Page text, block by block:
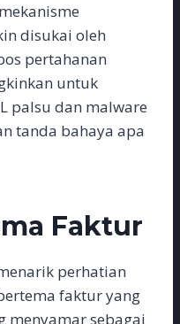
disukai oleh
pertahanan
untuk
palsu dan malware
tanda bahaya apa
Faktur
perhatian
faktur yang
menyamar sebagai